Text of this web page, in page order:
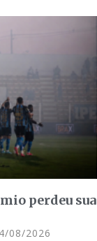
perdeu sua
08/2026